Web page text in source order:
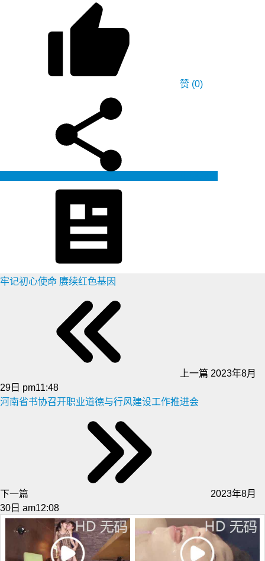
赞 (0)
牢记初心使命 赓续红色基因
上一篇 2023年8月
29日 pm11:48
河南省书协召开职业道德与行风建设工作推进会
下一篇
2023年8月
30日 am12:08